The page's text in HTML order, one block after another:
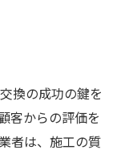
換の成功の鍵を
客からの評価を
者は、施工の質